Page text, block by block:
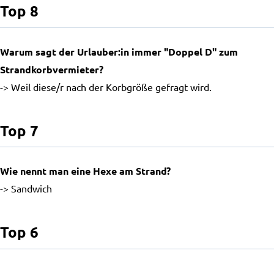
Top 8
Warum sagt der Urlauber:in immer "Doppel D" zum
Strandkorbvermieter?
-> Weil diese/r nach der Korbgröße gefragt wird.
Top 7
Wie nennt man eine Hexe am Strand?
-> Sandwich
Top 6